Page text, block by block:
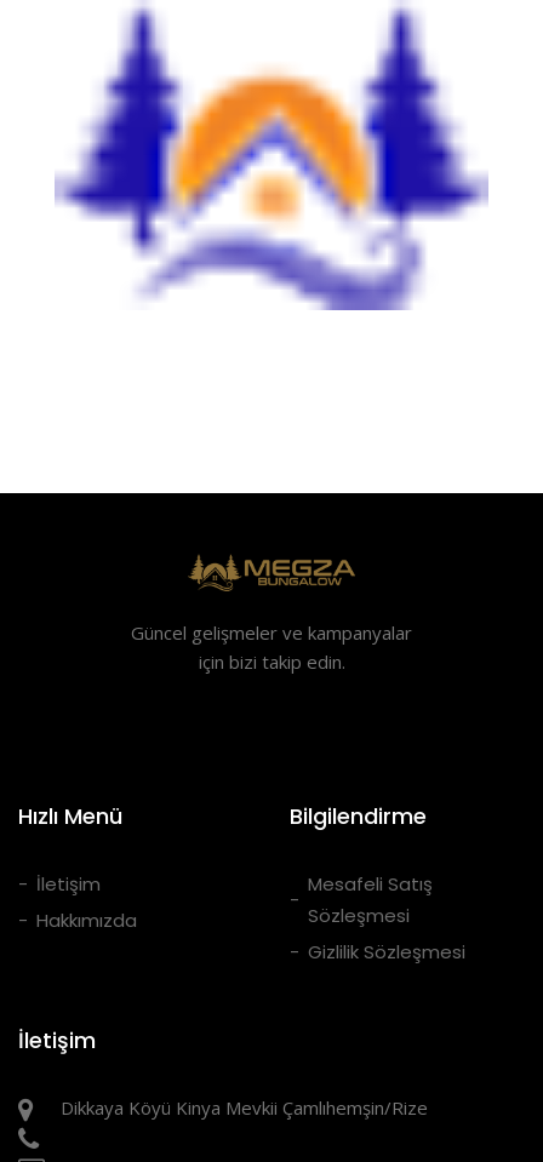
Güncel gelişmeler ve kampanyalar
için bizi takip edin.
Hızlı Menü
İletişim
Hakkımızda
Bilgilendirme
Mesafeli Satış
Sözleşmesi
Gizlilik Sözleşmesi
İletişim
Dikkaya Köyü Kinya Mevkii Çamlıhemşin/Rize